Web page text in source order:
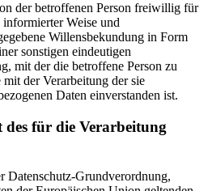
der betroffenen Person freiwillig für
Weise und
Willensbekundung in Form
sonstigen eindeutigen
mit der die betroffene Person zu
mit der Verarbeitung der sie
Daten einverstanden ist.
für die Verarbeitung
Datenschutz-Grundverordnung,